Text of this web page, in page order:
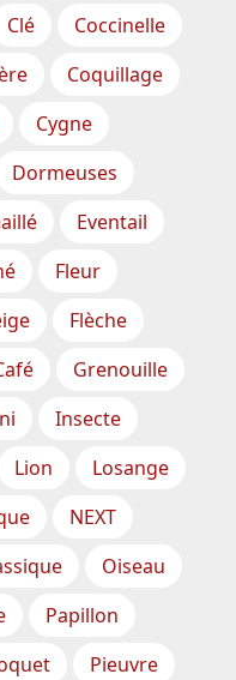
Clé
Coccinelle
Coquillage
Cygne
Dormeuses
Eventail
Fleur
Flèche
Grenouille
Insecte
Lion
Losange
NEXT
Oiseau
Papillon
Pieuvre